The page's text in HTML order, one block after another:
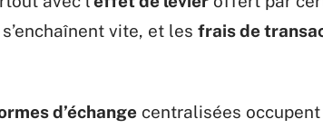
vite, et les frais de
d’échange centralisées